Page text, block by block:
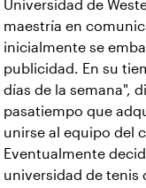
Universidad de
maestría en
inicialmente se
publicidad. En su
días de la semana",
pasatiempo que
unirse al equipo del
Eventualmente
universidad de tenis